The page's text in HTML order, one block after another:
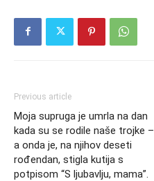
Previous article
Moja supruga je umrla na dan
kada su se rodile naše trojke –
a onda je, na njihov deseti
rođendan, stigla kutija s
potpisom “S ljubavlju, mama”.